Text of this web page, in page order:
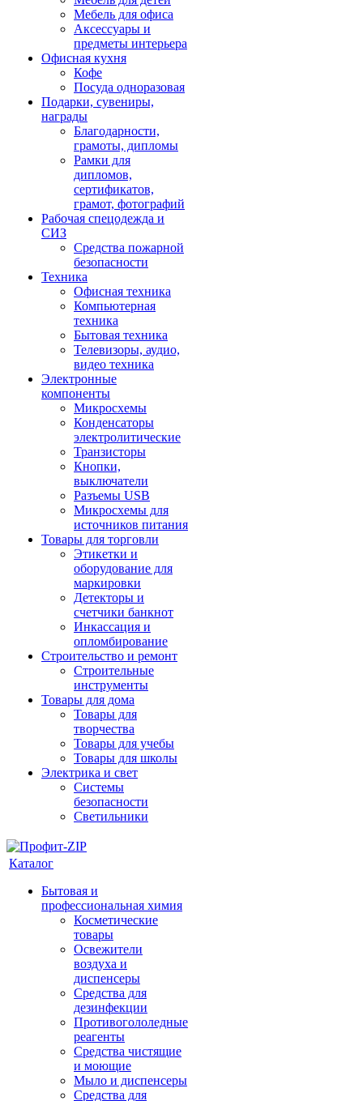
Мебель для офиса
Аксессуары и
предметы интерьера
Офисная кухня
Кофе
Посуда одноразовая
Подарки, сувениры,
награды
Благодарности,
грамоты, дипломы
Рамки для
дипломов,
сертификатов,
грамот, фотографий
Рабочая спецодежда и
СИЗ
Средства пожарной
безопасности
Техника
Офисная техника
Компьютерная
техника
Бытовая техника
Телевизоры, аудио,
видео техника
Электронные
компоненты
Микросхемы
Конденсаторы
электролитические
Транзисторы
Кнопки,
выключатели
Разъемы USB
Микросхемы для
источников питания
Товары для торговли
Этикетки и
оборудование для
маркировки
Детекторы и
счетчики банкнот
Инкассация и
опломбирование
Строительство и ремонт
Строительные
инструменты
Товары для дома
Товары для
творчества
Товары для учебы
Товары для школы
Электрика и свет
Системы
безопасности
Светильники
Каталог
Бытовая и
профессиональная химия
Косметические
товары
Освежители
воздуха и
диспенсеры
Средства для
дезинфекции
Противогололедные
реагенты
Средства чистящие
и моющие
Мыло и диспенсеры
Средства для